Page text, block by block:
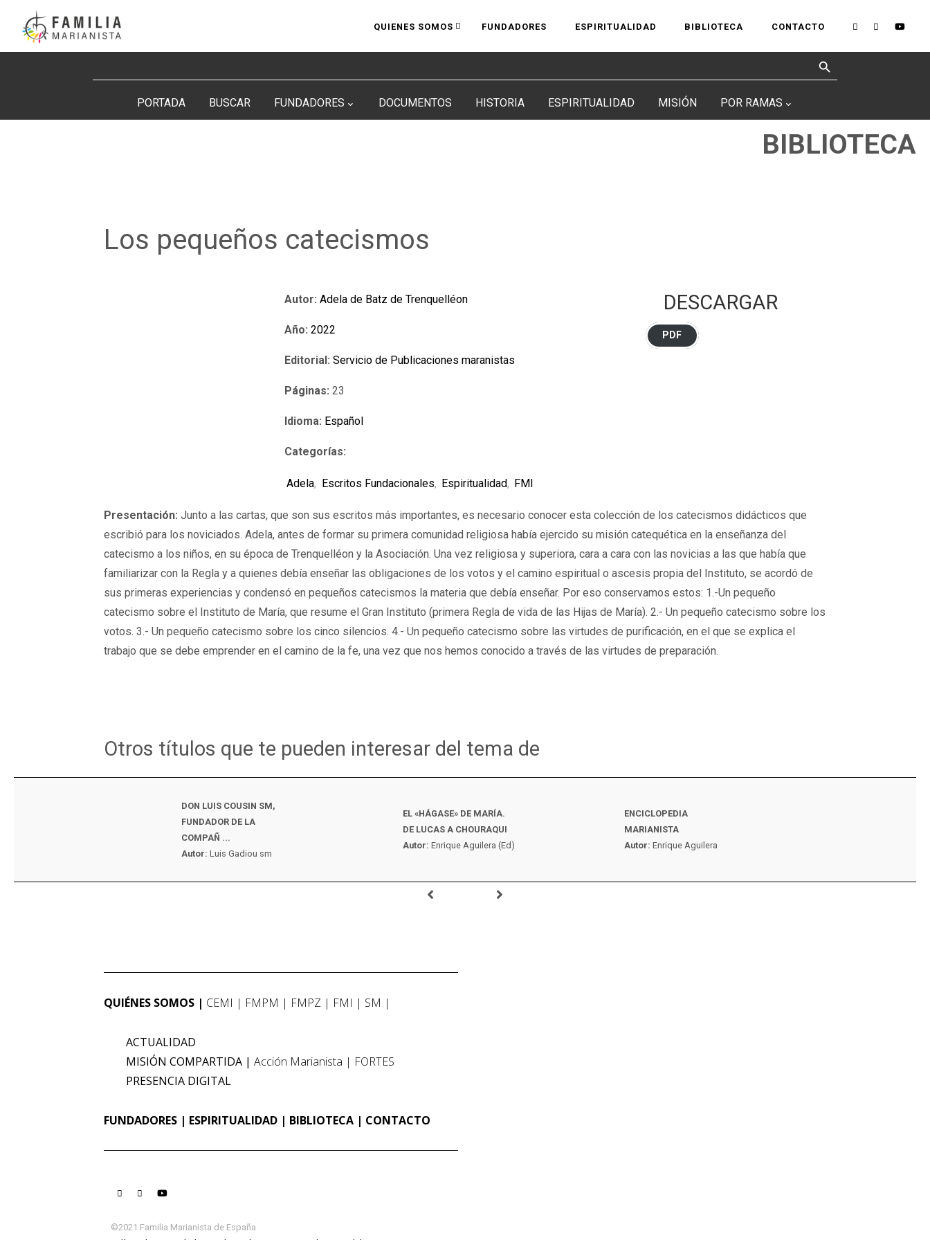
contenido
QUIENES SOMOS FUNDADORES ESPIRITUALIDAD BIBLIOTECA CONTACTO
Search Button
PORTADA BUSCAR FUNDADORES DOCUMENTOS HISTORIA ESPIRITUALIDAD MISIÓN POR RAMAS
BIBLIOTECA
Los pequeños catecismos
Autor: Adela de Batz de Trenquelléon
Año: 2022
Editorial: Servicio de Publicaciones maranistas
Páginas: 23
Idioma: Español
Categorías:
Adela, Escritos Fundacionales, Espiritualidad, FMI
DESCARGAR
PDF
Presentación: Junto a las cartas, que son sus escritos más importantes, es necesario conocer esta colección de los catecismos didácticos que
escribió para los noviciados. Adela, antes de formar su primera comunidad religiosa había ejercido su misión catequética en la enseñanza del
catecismo a los niños, en su época de Trenquelléon y la Asociación. Una vez religiosa y superiora, cara a cara con las novicias a las que había que
familiarizar con la Regla y a quienes debía enseñar las obligaciones de los votos y el camino espiritual o ascesis propia del Instituto, se acordó de
sus primeras experiencias y condensó en pequeños catecismos la materia que debía enseñar. Por eso conservamos estos: 1.-Un pequeño
catecismo sobre el Instituto de María, que resume el Gran Instituto (primera Regla de vida de las Hijas de María). 2.- Un pequeño catecismo sobre los
votos. 3.- Un pequeño catecismo sobre los cinco silencios. 4.- Un pequeño catecismo sobre las virtudes de purificación, en el que se explica el
trabajo que se debe emprender en el camino de la fe, una vez que nos hemos conocido a través de las virtudes de preparación.
Otros títulos que te pueden interesar del tema de
DON LUIS COUSIN SM,
FUNDADOR DE LA
COMPAÑ ...
Autor: Luis Gadiou sm
EL «HÁGASE» DE MARÍA.
DE LUCAS A CHOURAQUI
Autor: Enrique Aguilera (Ed)
ENCICLOPEDIA
MARIANISTA
Autor: Enrique Aguilera
QUIÉNES SOMOS CEMI FMPM FMPZ FMI SM
ACTUALIDAD
MISIÓN COMPARTIDA
Acción Marianista
FORTES
PRESENCIA DIGITAL
FUNDADORES ESPIRITUALIDAD BIBLIOTECA CONTACTO
©2021 Familia Marianista de España